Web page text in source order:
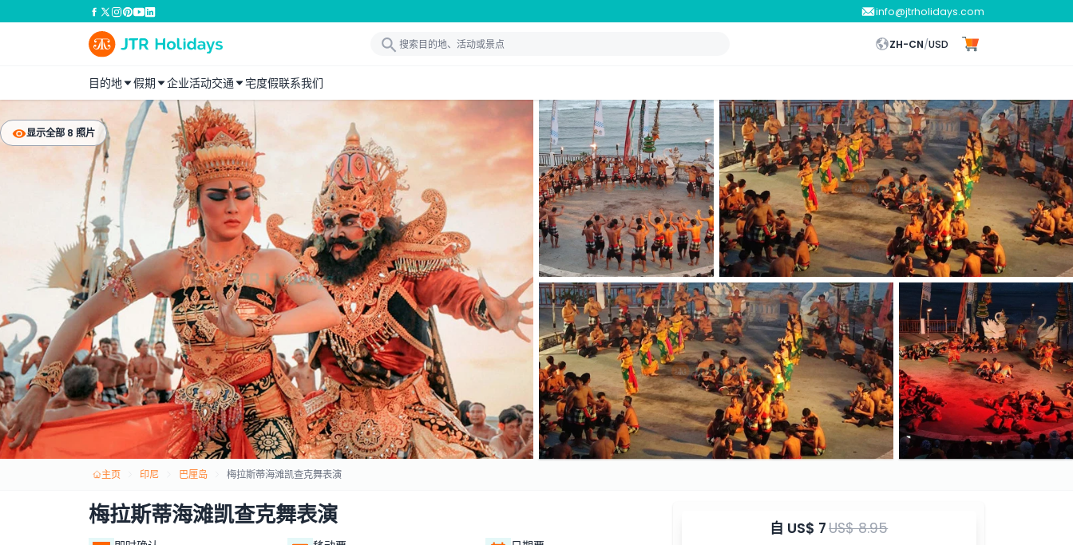
info@jtrholidays.com
ZH-CN/USD
目的地 假期 企业活动交通 宅度假联系我们
显示全部 8 照片
主页 印尼 巴厘岛 梅拉斯蒂海滩凯查克舞表演
梅拉斯蒂海滩凯查克舞表演 自 US$ 7US$ 8.95